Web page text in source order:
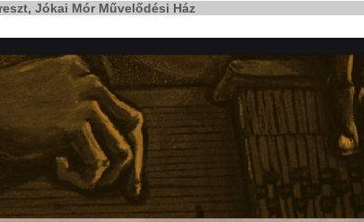
Jókai Mór Művelődési Ház